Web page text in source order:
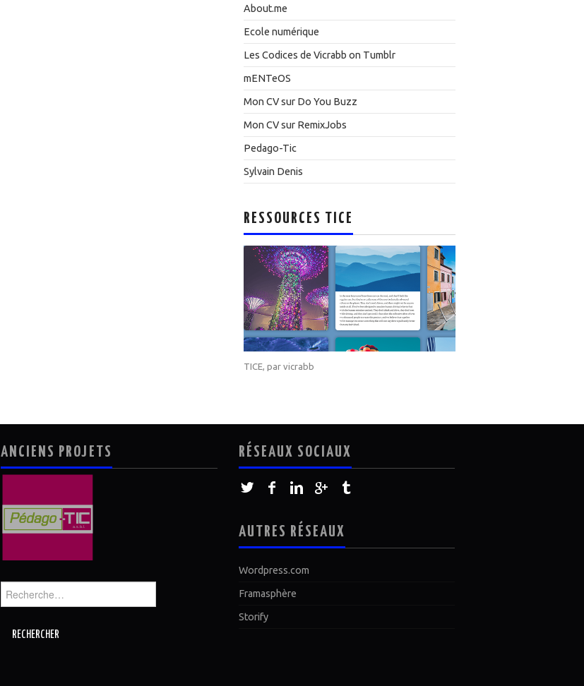
About.me
Ecole numérique
Les Codices de Vicrabb on Tumblr
mENTeOS
Mon CV sur Do You Buzz
Mon CV sur RemixJobs
Pedago-Tic
Sylvain Denis
RESSOURCES TICE
TICE, par vicrabb
ANCIENS PROJETS
Rechercher :
RÉSEAUX SOCIAUX
AUTRES RÉSEAUX
Wordpress.com
Framasphère
Storify